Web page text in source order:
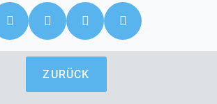
ZURÜCK